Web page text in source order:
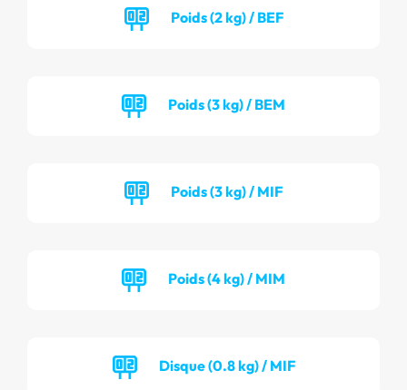
Poids (2 kg) / BEF
Poids (3 kg) / BEM
Poids (3 kg) / MIF
Poids (4 kg) / MIM
Disque (0.8 kg) / MIF